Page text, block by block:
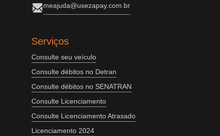
meajuda@usezapay.com.br
Serviços
Consulte seu veículo
Consulte débitos no Detran
Consulte débitos no SENATRAN
Consulte Licenciamento
Consulte Licenciamento Atrasado
Licenciamento 2024